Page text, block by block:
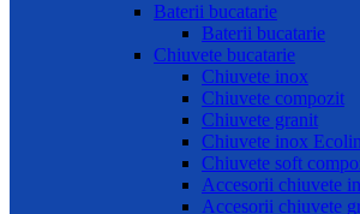
Baterii bucatarie
Baterii bucatarie
Chiuvete bucatarie
Chiuvete inox
Chiuvete compozit
Chiuvete granit
Chiuvete inox
Chiuvete soft
Accesorii chiuvete
Accesorii chiuvete